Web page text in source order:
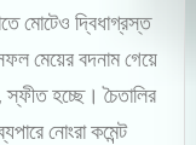
মোটেও দ্বিধাগ্রস্ত
মেয়ের বদনাম গেয়ে
স্ফীত হচ্ছে। চৈতালির
নোংরা কমেন্ট